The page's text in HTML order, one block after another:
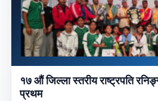
१७ औं जिल्ला स्तरीय राष्ट्रपति
प्रथम